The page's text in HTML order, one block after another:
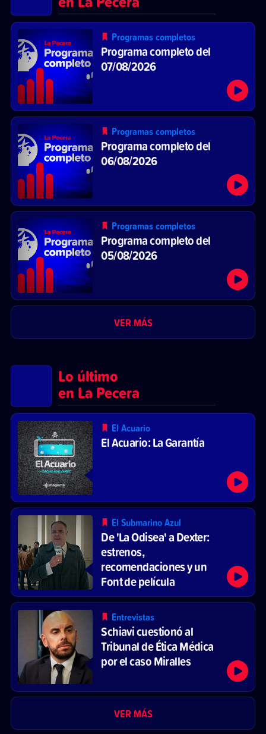
Programas completos
Programa completo del
07/08/2026
Programas completos
Programa completo del
06/08/2026
Programas completos
Programa completo del
05/08/2026
VER MÁS
Lo último
en La Pecera
El Acuario
El Acuario: La Garantía
El Submarino Azul
De 'La Odisea' a Dexter:
estrenos,
recomendaciones y un
Font de película
Entrevistas
Schiavi cuestionó al
Tribunal de Ética Médica
por el caso Miralles
VER MÁS